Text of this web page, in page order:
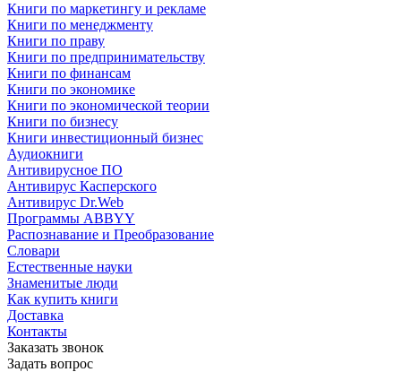
Книги по маркетингу и рекламе
Книги по менеджменту
Книги по праву
Книги по предпринимательству
Книги по финансам
Книги по экономике
Книги по экономической теории
Книги по бизнесу
Книги инвестиционный бизнес
Аудиокниги
Антивирусное ПО
Антивирус Касперского
Антивирус Dr.Web
Программы ABBYY
Распознавание и Преобразование
Словари
Естественные науки
Знаменитые люди
Как купить книги
Доставка
Контакты
Заказать звонок
Задать вопрос